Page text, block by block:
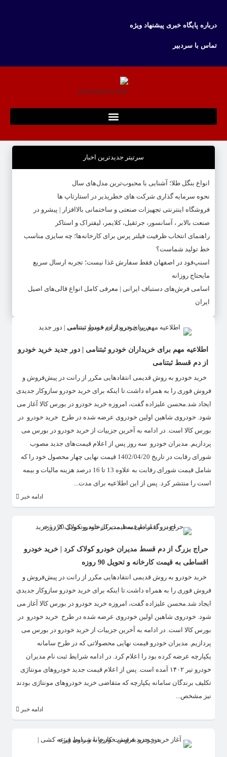
درباره پایگاه خبری پیشنهاد ویژه
تماس با سردبیر
سرتیتر جدیدترین اخبار
انواع بنگل طلا؛ آشنایی با محبوب‌ترین مدل‌های سال
نحوه سرمایه‌ گذاری شرکت‌ های خطرپذیر در استارتاپ ها
فروشگاه اینترنتی تجهیزات صنعتی و ساختمانی بالاافزار | پیشرو در
صنعت بالابر ، آسانسور، جرثقیل، کلایمر، لیفتراک و استاکر
راهنمای انتخاب ظرفیت فیلتر پرس برای کارخانه‌ها؛ چه سایزی مناسب
خط تولید شماست؟
اسنپ‌فود در اصفهان فقط سفارش غذا نیست؛ تجربه ارسال سریع
مایحتاج روزانه
اسامی فرش‌های دستباف ایرانی | معرفی کامل انواع قالی‌های اصیل
ایران
اطلاعیه مهم برای خریداران خودرو ثبتنامی | دور جدید خرید خودرو
از دم قسط ثبتنامی
​ خرید خودرو به روش قدیمی انتقادهایی مکرر از رانت در پیش‌فروش و
فروش فوری را به همراه داشت.تا اینکه برای خرید خودرو سازوکار جدیدی
ایجاد شد.محسن علیزاده گفت، امروزه خرید خودرو در بورس کالا آغاز می
شود. خودروی شاهین اولین خودروی عرضه شده در طرح خرید خودرو در
بورس کالا است. در ادامه به آخرین جزییات از خرید خودرو در بورس می
پردازیم. مدیران خودرو سه روز پس از اعلام قیمت‌های جدید مصوب
شورای رقابت در تاریخ 1402/04/20 قیمت نهایی چهار محصول خود را که
شامل قیمت شورای رقابت به علاوه 13 تا 16 درصد هزینه مالیات و بیمه
است را منتشر کرد. پس از این اطلاعیه برای مدت...
ادامه خبر
حراج بزرگ از دم قسط مدیران خودرو کولاک کرد | خرید خودرو
اقساطی به قیمت کارخانه و تحویل 90 روزه
​ خرید خودرو به روش قدیمی انتقادهایی مکرر از رانت در پیش‌فروش و
فروش فوری را به همراه داشت.تا اینکه برای خرید خودرو سازوکار جدیدی
ایجاد شد.محسن علیزاده گفت، امروزه خرید خودرو در بورس کالا آغاز می
شود. خودروی شاهین اولین خودروی عرضه شده در طرح خرید خودرو در
بورس کالا است. در ادامه به آخرین جزییات از خرید خودرو در بورس می
پردازیم. مدیران خودرو قیمت نهایی محصولاتی که در طرح سامانه
یکپارچه عرضه کرده بود را اعلام کرد. در ادامه شرایط ثبت نام مدیران
خودرو تیر ۱۴۰۲ آمده است. پس از اعلام قیمت جدید خودروهای مونتاژی
تکلیف برندگان سامانه یکپارچه که متقاضی خرید خودروهای مونتاژی بودند
نیز مشخص...
ادامه خبر